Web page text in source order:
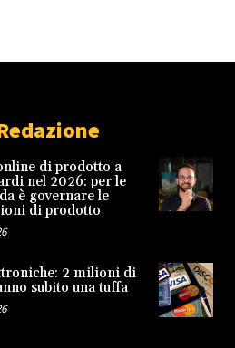
di prodotto a
nel 2026: per le
è governare le
di prodotto
2 milioni di
subito una tuffa